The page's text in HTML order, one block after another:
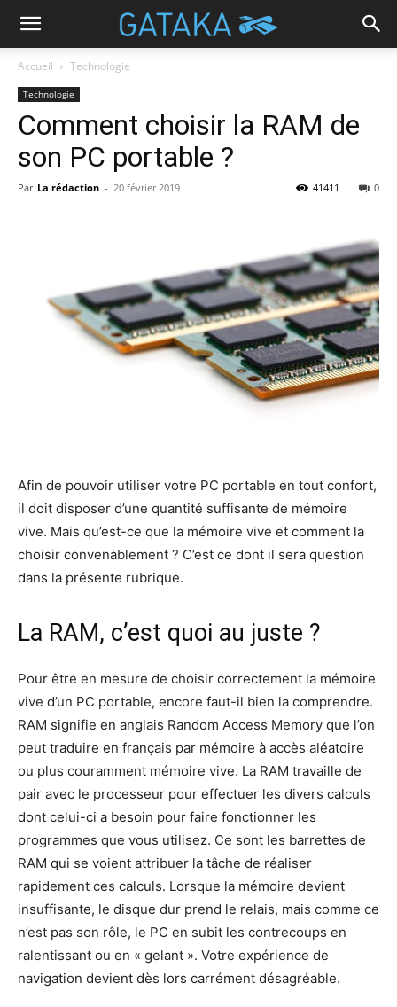
Accueil Technologie
Technologie
Comment choisir la RAM de
son PC portable ?
Par La rédaction - 20 février 2019 0
41411
Afin de pouvoir utiliser votre PC portable en tout confort,
il doit disposer d’une quantité suffisante de mémoire
vive. Mais qu’est-ce que la mémoire vive et comment la
choisir convenablement ? C’est ce dont il sera question
dans la présente rubrique.
La RAM, c’est quoi au juste ?
Pour être en mesure de choisir correctement la mémoire
vive d’un PC portable, encore faut-il bien la comprendre.
RAM signifie en anglais Random Access Memory que l’on
peut traduire en français par mémoire à accès aléatoire
ou plus couramment mémoire vive. La RAM travaille de
pair avec le processeur pour effectuer les divers calculs
dont celui-ci a besoin pour faire fonctionner les
programmes que vous utilisez. Ce sont les barrettes de
RAM qui se voient attribuer la tâche de réaliser
rapidement ces calculs. Lorsque la mémoire devient
insuffisante, le disque dur prend le relais, mais comme ce
n’est pas son rôle, le PC en subit les contrecoups en
ralentissant ou en « gelant ». Votre expérience de
navigation devient dès lors carrément désagréable.